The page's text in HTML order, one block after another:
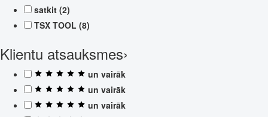
satkit (2)
TSX TOOL (8)
Klientu atsauksmes›
un vairāk
un vairāk
un vairāk